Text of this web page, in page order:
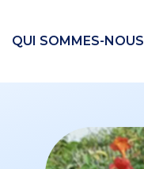
QUI SOMMES-NOUS